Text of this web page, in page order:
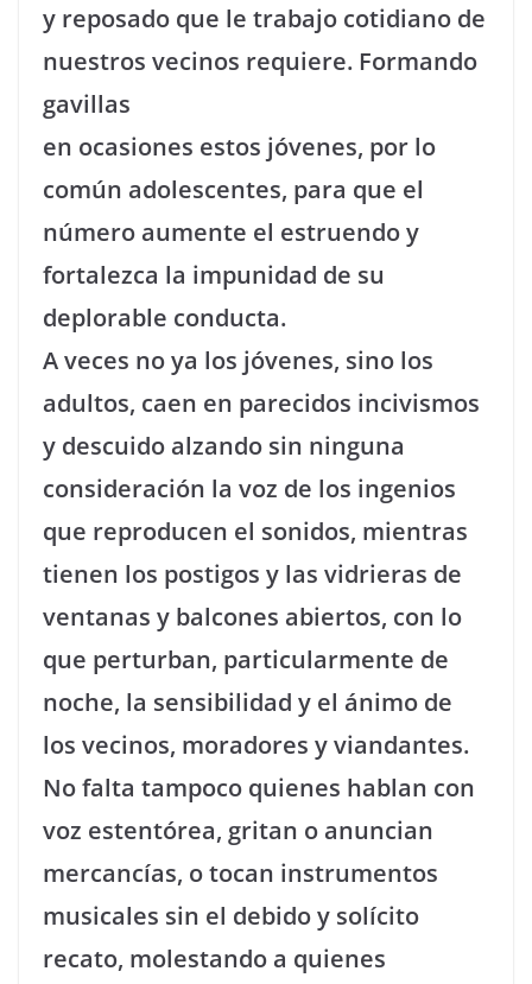
y reposado que le trabajo cotidiano de
nuestros vecinos requiere. Formando
gavillas
en ocasiones estos jóvenes, por lo
común adolescentes, para que el
número aumente el estruendo y
fortalezca la impunidad de su
deplorable conducta.
A veces no ya los jóvenes, sino los
adultos, caen en parecidos incivismos
y descuido alzando sin ninguna
consideración la voz de los ingenios
que reproducen el sonidos, mientras
tienen los postigos y las vidrieras de
ventanas y balcones abiertos, con lo
que perturban, particularmente de
noche, la sensibilidad y el ánimo de
los vecinos, moradores y viandantes.
No falta tampoco quienes hablan con
voz estentórea, gritan o anuncian
mercancías, o tocan instrumentos
musicales sin el debido y solícito
recato, molestando a quienes